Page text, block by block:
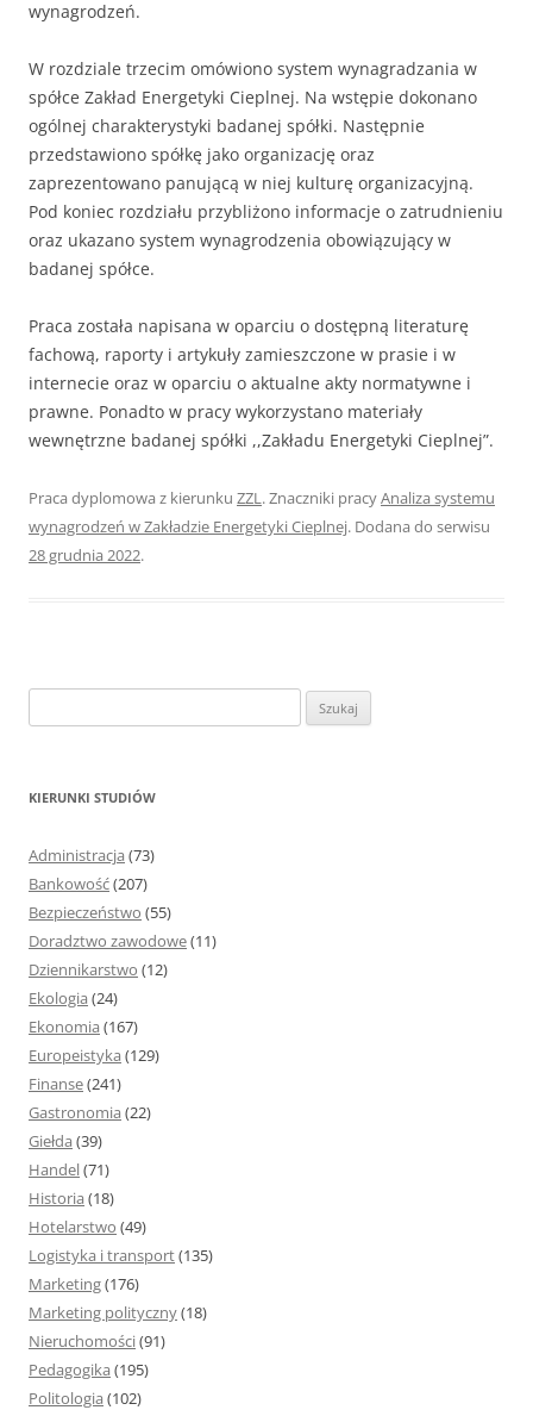
wynagrodzeń.
W rozdziale trzecim omówiono system wynagradzania w
spółce Zakład Energetyki Cieplnej. Na wstępie dokonano
ogólnej charakterystyki badanej spółki. Następnie
przedstawiono spółkę jako organizację oraz
zaprezentowano panującą w niej kulturę organizacyjną.
Pod koniec rozdziału przybliżono informacje o zatrudnieniu
oraz ukazano system wynagrodzenia obowiązujący w
badanej spółce.
Praca została napisana w oparciu o dostępną literaturę
fachową, raporty i artykuły zamieszczone w prasie i w
internecie oraz w oparciu o aktualne akty normatywne i
prawne. Ponadto w pracy wykorzystano materiały
wewnętrzne badanej spółki ,,Zakładu Energetyki Cieplnej”.
Praca dyplomowa z kierunku ZZL. Znaczniki pracyAnaliza systemu
wynagrodzeń w Zakładzie Energetyki Cieplnej. Dodana do serwisu
28 grudnia 2022.
z
KIERUNKI STUDIÓW
Administracja (73)
Bankowość(207)
Bezpieczeństwo (55)
Doradztwo zawodowe(11)
Dziennikarstwo (12)
Ekologia (24)
Ekonomia (167)
Europeistyka (129)
Finanse(241)
Gastronomia (22)
Giełda (39)
Handel(71)
Historia (18)
Hotelarstwo (49)
Logistyka i transport(135)
Marketing(176)
Marketing polityczny(18)
Nieruchomości(91)
Pedagogika (195)
Politologia (102)